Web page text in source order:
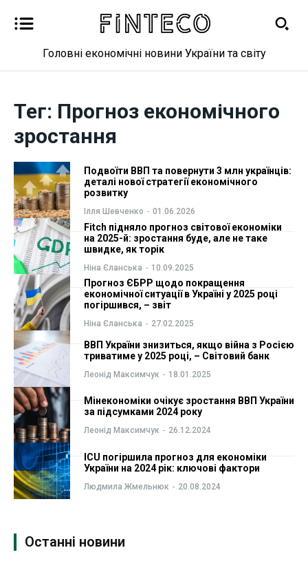
Бізнес
Валютний ринок
Криптовалюта
Робота і освіта
Публікації
ФОП
Курс валют
Ми в соц. мережах
Бізнес
Валютний ринок
Криптовалюта
Робота і освіта
Публікації
ФОП
Курс валют
Ми в соц. мережах
Головні економічні новини України та світу
Тег: Прогноз економічного
зростання
Подвоїти ВВП та повернути 3 млн українців:
деталі нової стратегії економічного
розвитку
Ілля Шевченко - 01.06.2026
Fitch підняло прогноз світової економіки
на 2025-й: зростання буде, але не таке
швидке, як торік
Ніна Єланська - 10.09.2025
Прогноз ЄБРР щодо покращення
економічної ситуації в Україні у 2025 році
погіршився, – звіт
Ніна Єланська - 27.02.2025
ВВП України знизиться, якщо війна з Росією
триватиме у 2025 році, – Світовий банк
Леонід Максимчук - 18.01.2025
Мінекономіки очікує зростання ВВП України
за підсумками 2024 року
Леонід Максимчук - 26.12.2024
ICU погіршила прогноз для економіки
України на 2024 рік: ключові фактори
Людмила Жмельнюк - 20.08.2024
Останні новини